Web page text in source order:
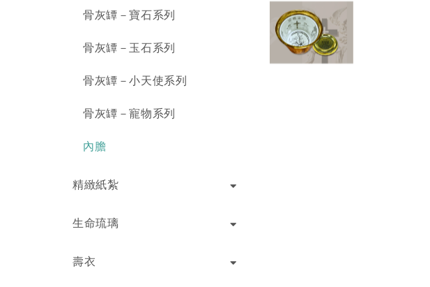
骨灰罈－寶石系列
骨灰罈－玉石系列
骨灰罈－小天使系列
骨灰罈－寵物系列
內膽
精緻紙紮
生命琉璃
壽衣